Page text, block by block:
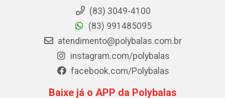
(83) 3049-4100
(83) 991485095
atendimento@polybalas.com.br
instagram.com/polybalas
facebook.com/Polybalas
Baixe já o APP da Polybalas